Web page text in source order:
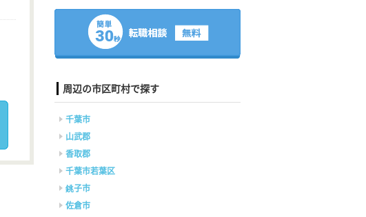
周辺の市区町村で探す
千葉市
山武郡
香取郡
千葉市若葉区
銚子市
佐倉市